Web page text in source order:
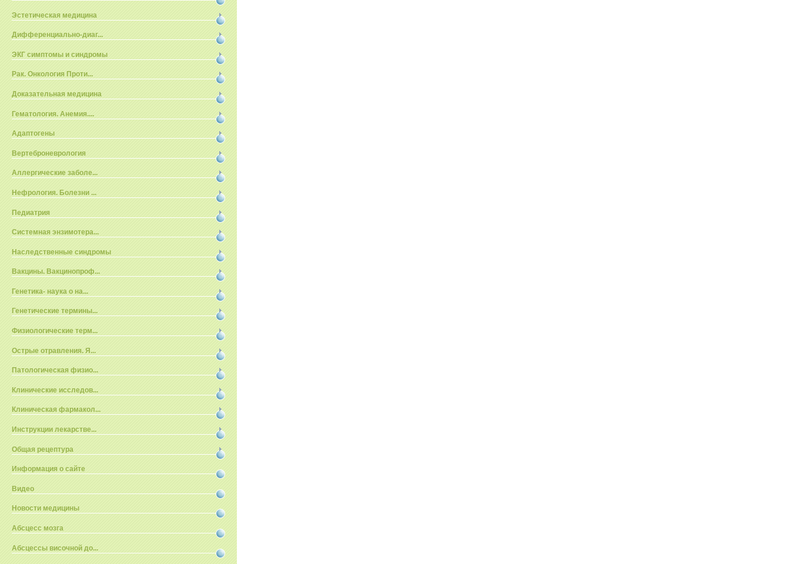
Эстетическая медицина
Дифференциально-диаг...
ЭКГ симптомы и синдромы
Рак. Онкология Проти...
Доказательная медицина
Гематология. Анемия....
Адаптогены
Вертеброневрология
Аллергические заболе...
Нефрология. Болезни ...
Педиатрия
Системная энзимотера...
Наследственные синдромы
Вакцины. Вакцинопроф...
Генетика- наука о на...
Генетические термины...
Физиологические терм...
Острые отравления. Я...
Патологическая физио...
Клинические исследов...
Клиническая фармакол...
Инструкции лекарстве...
Общая рецептура
Информация о сайте
Видео
Новости медицины
Абсцесс мозга
Абсцессы височной до...